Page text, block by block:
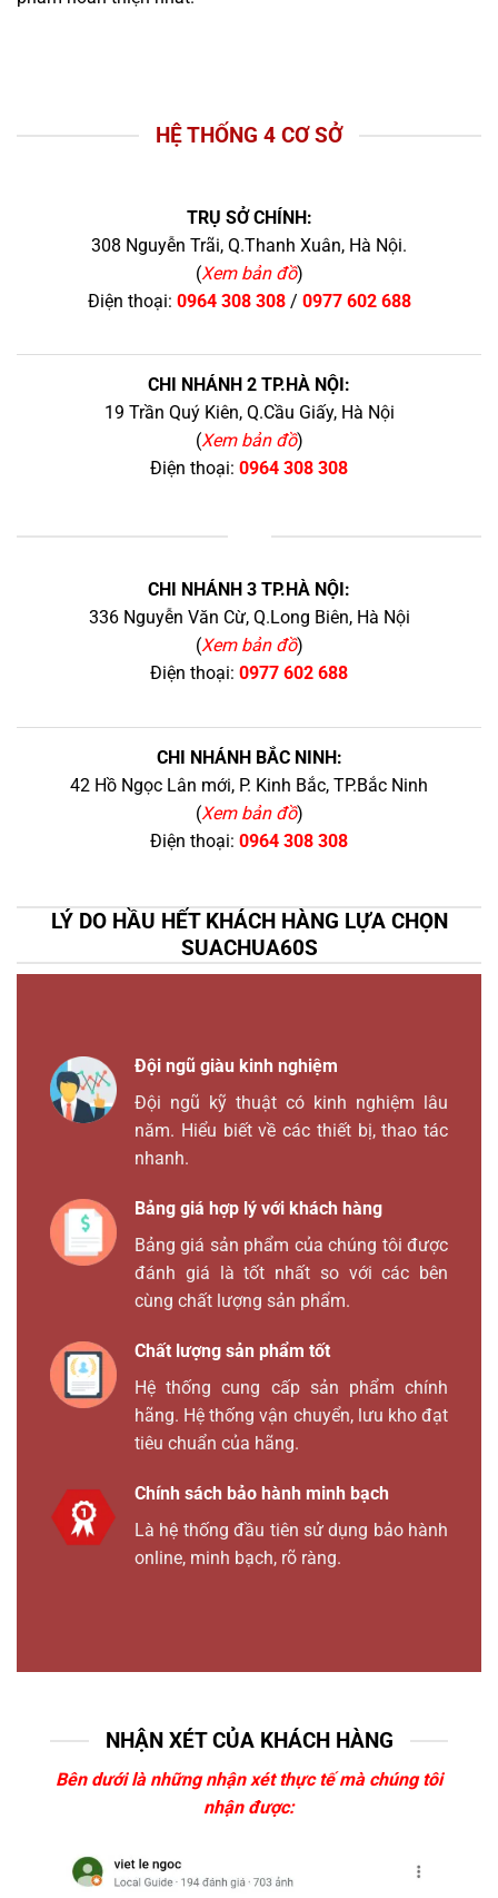
HỆ THỐNG 4 CƠ SỞ
TRỤ SỞ CHÍNH:
308 Nguyễn Trãi, Q.Thanh Xuân, Hà Nội.
(Xem bản đồ)
Điện thoại: 0964 308 308/ 0977 602 688
CHI NHÁNH 2 TP.HÀ NỘI:
19 Trần Quý Kiên, Q.Cầu Giấy, Hà Nội
(Xem bản đồ)
Điện thoại: 0964 308 308
CHI NHÁNH 3 TP.HÀ NỘI:
336 Nguyễn Văn Cừ, Q.Long Biên, Hà Nội
(Xem bản đồ)
Điện thoại: 0977 602 688
CHI NHÁNH BẮC NINH:
42 Hồ Ngọc Lân mới, P. Kinh Bắc, TP.Bắc Ninh
(Xem bản đồ)
Điện thoại: 0964 308 308
LÝ DO HẦU HẾT KHÁCH HÀNG LỰA CHỌN
SUACHUA60S
Đội ngũ giàu kinh nghiệm
Đội ngũ kỹ thuật có kinh nghiệm lâu
năm. Hiểu biết về các thiết bị, thao tác
nhanh.
Bảng giá hợp lý với khách hàng
Bảng giá sản phẩm của chúng tôi được
đánh giá là tốt nhất so với các bên
cùng chất lượng sản phẩm.
Chất lượng sản phẩm tốt
Hệ thống cung cấp sản phẩm chính
hãng. Hệ thống vận chuyển, lưu kho đạt
tiêu chuẩn của hãng.
Chính sách bảo hành minh bạch
Là hệ thống đầu tiên sử dụng bảo hành
online, minh bạch, rõ ràng.
NHẬN XÉT CỦA KHÁCH HÀNG
Bên dưới là những nhận xét thực tế mà chúng tôi
nhận được: